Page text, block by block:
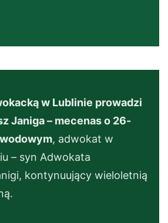
w Lublinie prowadzi
Janiga – mecenas o 26-
, adwokat w
– syn Adwokata
kontynuujący wieloletnią